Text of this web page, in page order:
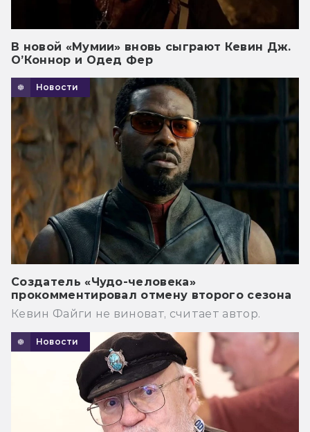
В новой «Мумии» вновь сыграют Кевин Дж.
О’Коннор и Одед Фер
Новости
Создатель «Чудо-человека»
прокомментировал отмену второго сезона
Кевин Файги не виноват, считает автор.
Новости